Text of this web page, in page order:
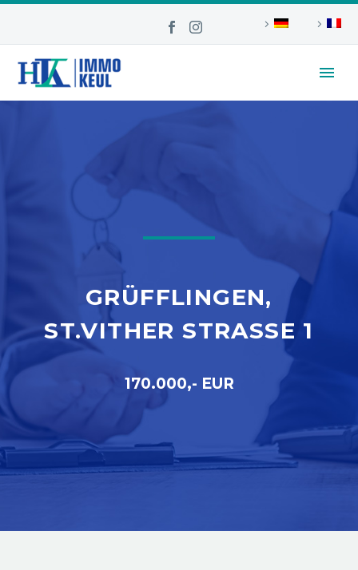
GRÜFFLINGEN,
ST.VITHER STRASSE 1
170.000,- EUR